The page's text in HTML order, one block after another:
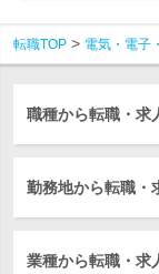
転職TOP 電気・電子
職種から転職・求
勤務地から転職・
業種から転職・求